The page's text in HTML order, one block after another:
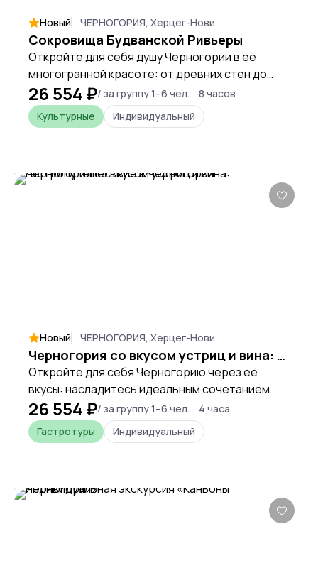
Новый ЧЕРНОГОРИЯ, Херцег-Нови
Сокровища Будванской Ривьеры
Откройте для себя душу Черногории в её
многогранной красоте: от древних стен до
лазурного моря и горных панорам. Это
путешествие — погружение в атмосферу, где
история, искусство и природа создают
26 554 ₽/ за группу 1–6 чел.
8 часов
Культурные
Индивидуальный
Новый ЧЕРНОГОРИЯ, Херцег-Нови
Черногория со вкусом устриц и вина: гастропутешествие в Черногории
Откройте для себя Черногорию через её
вкусы: насладитесь идеальным сочетанием
свежайших устриц и изысканных местных вин в
атмосфере неспешного гастрономического
путешествия.
26 554 ₽/ за группу 1–6 чел.
4 часа
Гастротуры
Индивидуальный